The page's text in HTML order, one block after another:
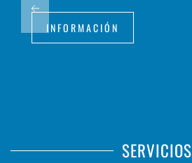
INFORMACIÓN
SERVICIOS